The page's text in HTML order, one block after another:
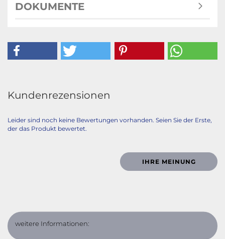
DOKUMENTE
Kundenrezensionen
Leider sind noch keine Bewertungen vorhanden. Seien Sie der Erste,
der das Produkt bewertet.
IHRE MEINUNG
weitere Informationen: